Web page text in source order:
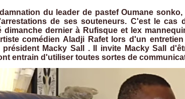
du leader de pastef Oumane
de ses souteneurs. C'est le cas
dimanche dernier à Rufisque et lex
comédien Aladji Rafet lors d'un
président Macky Sall . Il invite Macky Sall
entrain d'utiliser toutes sortes de